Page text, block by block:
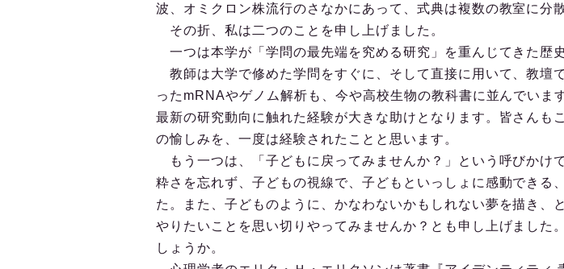
波、オミクロン株流行のさなかにあって、式典は複数の教室に分
その折、私は二つのことを申し上げました。
一つは本学が「学問の最先端を究める研究」を重んじてきた歴史
教師は大学で修めた学問をすぐに、そして直接に用いて、教壇
ったmRNAやゲノム解析も、今や高校生物の教科書に並んでい
最新の研究動向に触れた経験が大きな助けとなります。皆さん
の愉しみを、一度は経験されたことと思います。
もう一つは、「子どもに戻ってみませんか？」という呼びかけ
粋さを忘れず、子どもの視線で、子どもといっしょに感動できる
た。また、子どものように、かなわないかもしれない夢を描き、
やりたいことを思い切りやってみませんか？とも申し上げまし
しょうか。